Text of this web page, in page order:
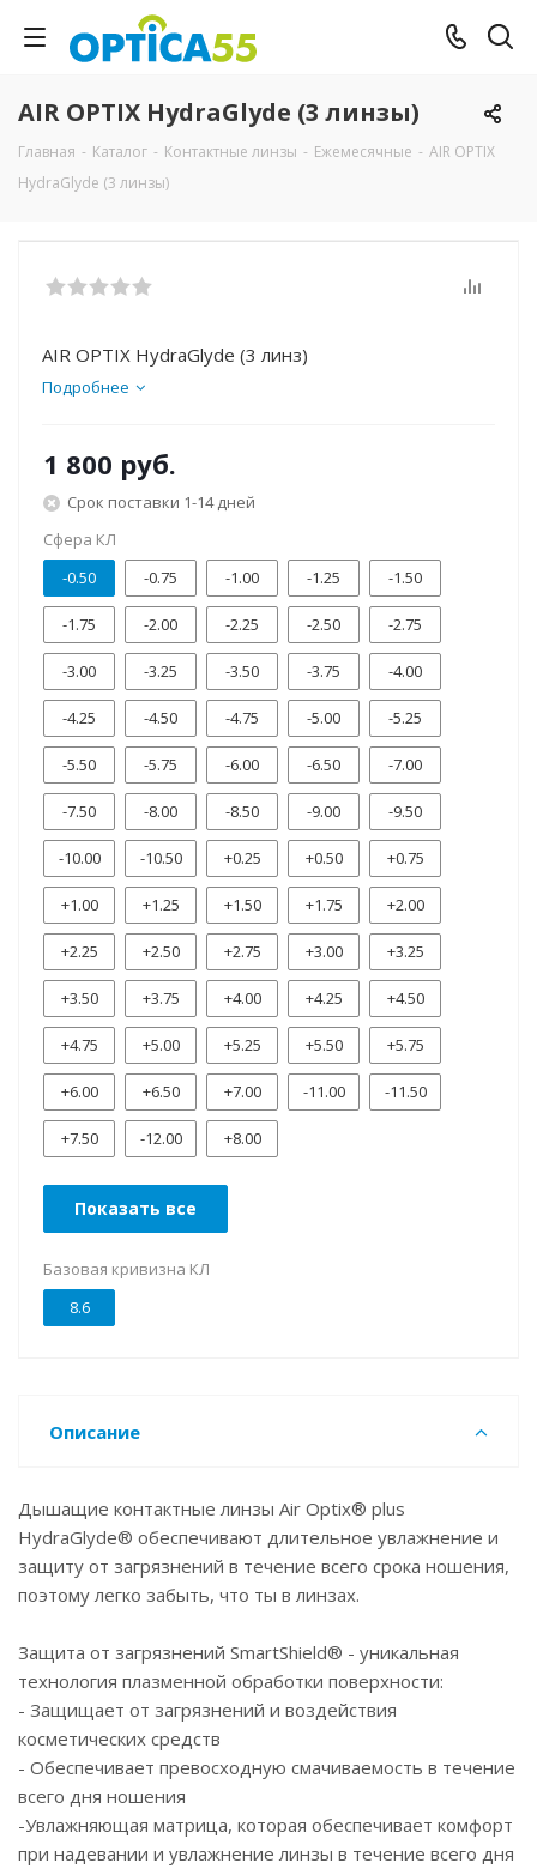
AIR OPTIX HydraGlyde (3 линзы)
Главная - Каталог - Контактные линзы - Ежемесячные - AIR OPTIX
HydraGlyde (3 линзы)
AIR OPTIX HydraGlyde (3 линз)
Подробнее
1 800 руб.
Срок поставки 1-14 дней
Сфера КЛ
-0.50
-0.75 -1.00 -1.25 -1.50
-1.75 -2.00 -2.25 -2.50 -2.75
-3.00 -3.25 -3.50 -3.75 -4.00
-4.25 -4.50 -4.75 -5.00 -5.25
-5.50 -5.75 -6.00 -6.50 -7.00
-7.50 -8.00 -8.50 -9.00 -9.50
-10.00 -10.50 +0.25 +0.50 +0.75
+1.00 +1.25 +1.50 +1.75 +2.00
+2.25 +2.50 +2.75 +3.00 +3.25
+3.50 +3.75 +4.00 +4.25 +4.50
+4.75 +5.00 +5.25 +5.50 +5.75
+6.00 +6.50 +7.00 -11.00 -11.50
+7.50 -12.00 +8.00
Показать все
Базовая кривизна КЛ
8.6
Описание
Дышащие контактные линзы Air Optix® plus
HydraGlyde® обеспечивают длительное увлажнение и
защиту от загрязнений в течение всего срока ношения,
поэтому легко забыть, что ты в линзах.
Защита от загрязнений SmartShield® - уникальная
технология плазменной обработки поверхности:
- Защищает от загрязнений и воздействия
косметических средств
- Обеспечивает превосходную смачиваемость в течение
всего дня ношения
-Увлажняющая матрица, которая обеспечивает комфорт
при надевании и увлажнение линзы в течение всего дня